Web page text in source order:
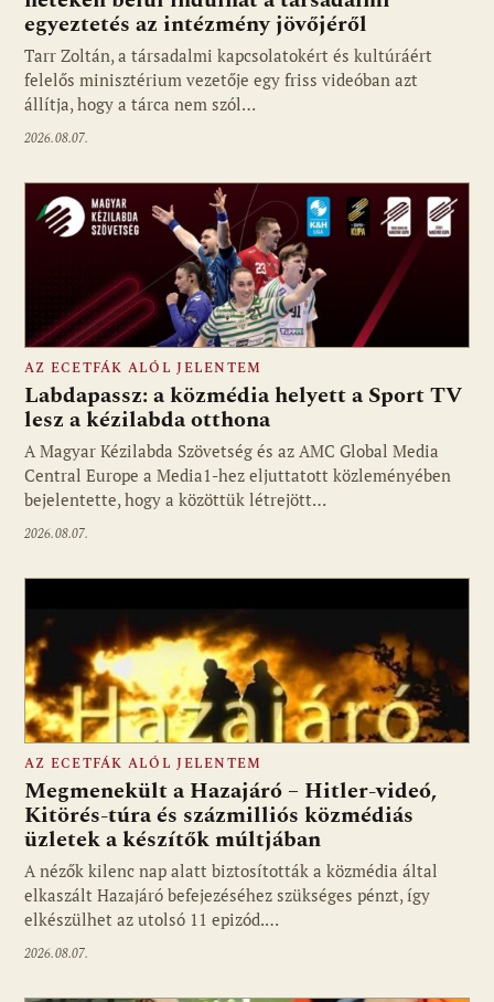
Fotó: media1.hu
egyeztetés az intézmény jövőjéről
Tarr Zoltán, a társadalmi kapcsolatokért és kultúráért
felelős minisztérium vezetője egy friss videóban azt
állítja, hogy a tárca nem szól…
2026.08.07.
Fotó: media1.hu
AZ ECETFÁK ALÓL JELENTEM
Labdapassz: a közmédia helyett a Sport TV
lesz a kézilabda otthona
A Magyar Kézilabda Szövetség és az AMC Global Media
Central Europe a Media1-hez eljuttatott közleményében
bejelentette, hogy a közöttük létrejött…
2026.08.07.
Fotó: media1.hu
AZ ECETFÁK ALÓL JELENTEM
Megmenekült a Hazajáró – Hitler-videó,
Kitörés-túra és százmilliós közmédiás
üzletek a készítők múltjában
A nézők kilenc nap alatt biztosították a közmédia által
elkaszált Hazajáró befejezéséhez szükséges pénzt, így
elkészülhet az utolsó 11 epizód.…
2026.08.07.